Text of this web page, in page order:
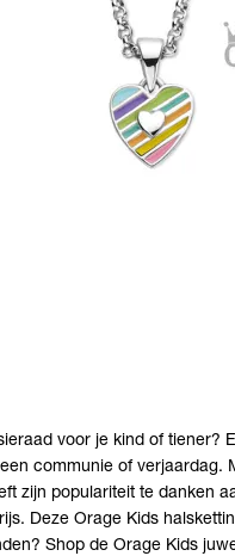
voor je kind of tiener?
communie of verjaardag.
zijn populariteit te danken
Deze Orage Kids
Shop de Orage Kids